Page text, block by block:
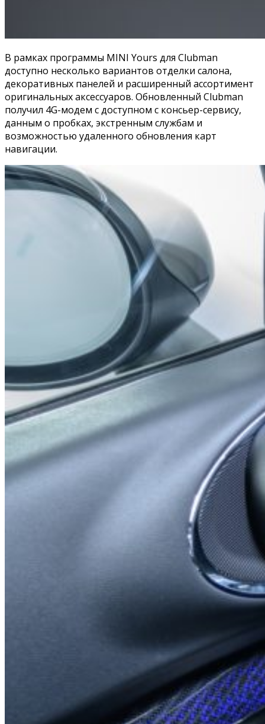
В рамках программы MINI Yours для Clubman
доступно несколько вариантов отделки салона,
декоративных панелей и расширенный ассортимент
оригинальных аксессуаров. Обновленный Clubman
получил 4G-модем с доступном с консьер-сервису,
данным о пробках, экстренным службам и
возможностью удаленного обновления карт
навигации.